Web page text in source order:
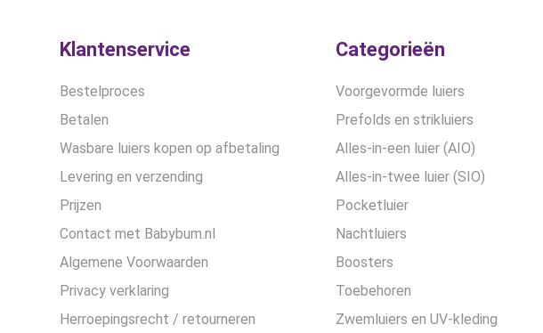
Klantenservice
Bestelproces
Betalen
Wasbare luiers kopen op afbetaling
Levering en verzending
Prijzen
Contact met Babybum.nl
Algemene Voorwaarden
Privacy verklaring
Herroepingsrecht / retourneren
Categorieën
Voorgevormde luiers
Prefolds en strikluiers
Alles-in-een luier (AIO)
Alles-in-twee luier (SIO)
Pocketluier
Nachtluiers
Boosters
Toebehoren
Zwemluiers en UV-kleding